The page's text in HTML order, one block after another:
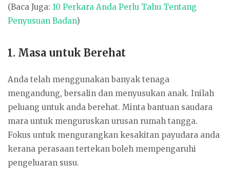
(Baca Juga: 10 Perkara Anda Perlu Tahu Tentang
Penyusuan Badan)
1. Masa untuk Berehat
Anda telah menggunakan banyak tenaga
mengandung, bersalin dan menyusukan anak. Inilah
peluang untuk anda berehat. Minta bantuan saudara
mara untuk menguruskan urusan rumah tangga.
Fokus untuk mengurangkan kesakitan payudara anda
kerana perasaan tertekan boleh mempengaruhi
pengeluaran susu.